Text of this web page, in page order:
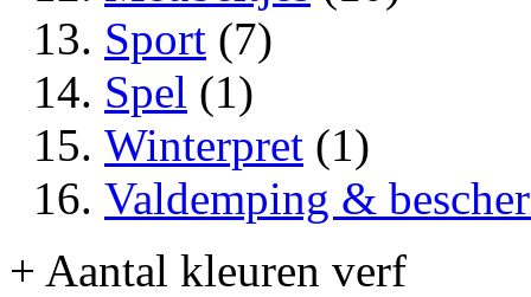
Sport (7)
Spel (1)
Winterpret (1)
Valdemping &
+ Aantal kleuren verf